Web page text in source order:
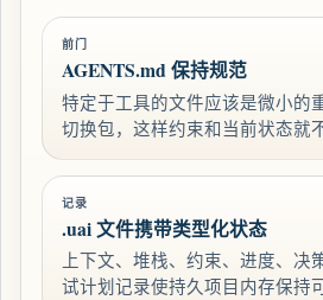
前门
AGENTS.md 保持规范
特定于工具的文件应该是微小的
切换包，这样约束和当前状态就
记录
.uai 文件携带类型化状态
上下文、堆栈、约束、进度、决
试计划记录使持久项目内存保持